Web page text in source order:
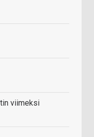
viimeksi